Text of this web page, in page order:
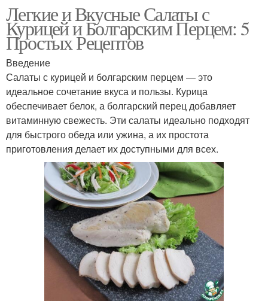
Легкие и Вкусные Салаты с
Курицей и Болгарским Перцем: 5
Простых Рецептов
Введение
Салаты с курицей и болгарским перцем — это
идеальное сочетание вкуса и пользы. Курица
обеспечивает белок, а болгарский перец добавляет
витаминную свежесть. Эти салаты идеально подходят
для быстрого обеда или ужина, а их простота
приготовления делает их доступными для всех.